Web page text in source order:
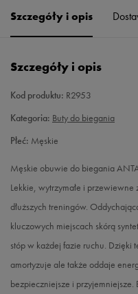
42 26,7 cm
42,5
43 27,3 cm
28 cm
44,5 29 cm
Szczegóły i opis
Szczegóły i opis
Kod produktu: R2953
Kategoria: Buty do biegania
Płeć: Męskie
Męskie obuwie do biegania
Lekkie, wytrzymałe i
dłuższych treningów.
kluczowych miejscach skórą
stóp w każdej fazie ruchu. Dzięki
amortyzuje ale także oddaje
bezpieczniejsze i